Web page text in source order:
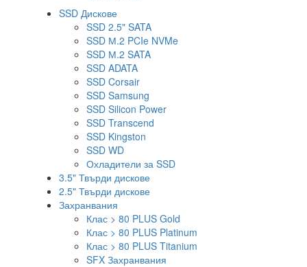
SSD Дискове
SSD 2.5" SATA
SSD М.2 PCIe NVMe
SSD М.2 SATA
SSD ADATA
SSD Corsair
SSD Samsung
SSD Silicon Power
SSD Transcend
SSD Kingston
SSD WD
Охладители за SSD
3.5" Твърди дискове
2.5" Твърди дискове
Захранвания
Клас > 80 PLUS Gold
Клас > 80 PLUS Platinum
Клас > 80 PLUS Titanium
SFX Захранвания